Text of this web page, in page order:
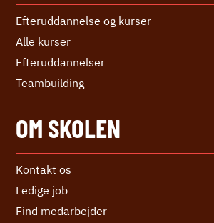
Efteruddannelse og kurser
Alle kurser
Efter­uddannelser
Teambuilding
OM SKOLEN
Kontakt os
Ledige job
Find medarbejder